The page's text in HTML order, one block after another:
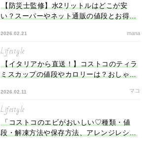
【防災士監修】水2リットルはどこが安
い？スーパーやネット通販の値段とお得に
2026.02.21 mana
Lifestyle
【イタリアから直送！】コストコのティラ
ミスカップの値段やカロリーは？おしゃれ
2026.02.11 マコ
Lifestyle
「コストコのエビがおいしい♡種類・値
段・解凍方法や保存方法、アレンジレシピ